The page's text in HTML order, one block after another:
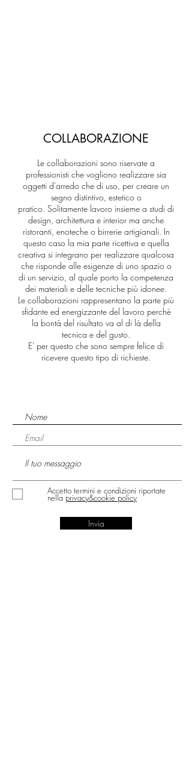
COLLABORAZIONE
Le collaborazioni sono riservate a
professionisti che vogliono realizzare sia
oggetti d'arredo che di uso, per creare un
segno distintivo, estetico o
pratico. Solitamente lavoro insieme a studi di
design, architettura e interior ma anche
ristoranti, enoteche o birrerie artigianali. In
questo caso la mia parte ricettiva e quella
creativa si integrano per realizzare qualcosa
che risponde alle esigenze di uno spazio o
di un servizio, al quale porto la competenza
dei materiali e delle tecniche più idonee.
Le collaborazioni rappresentano la parte più
sfidante ed energizzante del lavoro perchè
la bontà del risultato va al di là della
tecnica e del gusto.
E' per questo che sono sempre felice di
ricevere questo tipo di richieste.
Accetto termini e condizioni riportate
nella privacy&cookie policy
Invia